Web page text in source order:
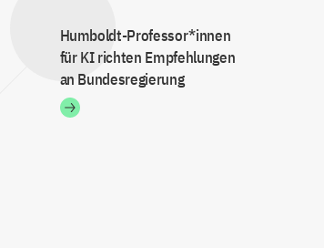
Humboldt-Professor*innen
für KI richten Empfehlungen
an Bundesregierung